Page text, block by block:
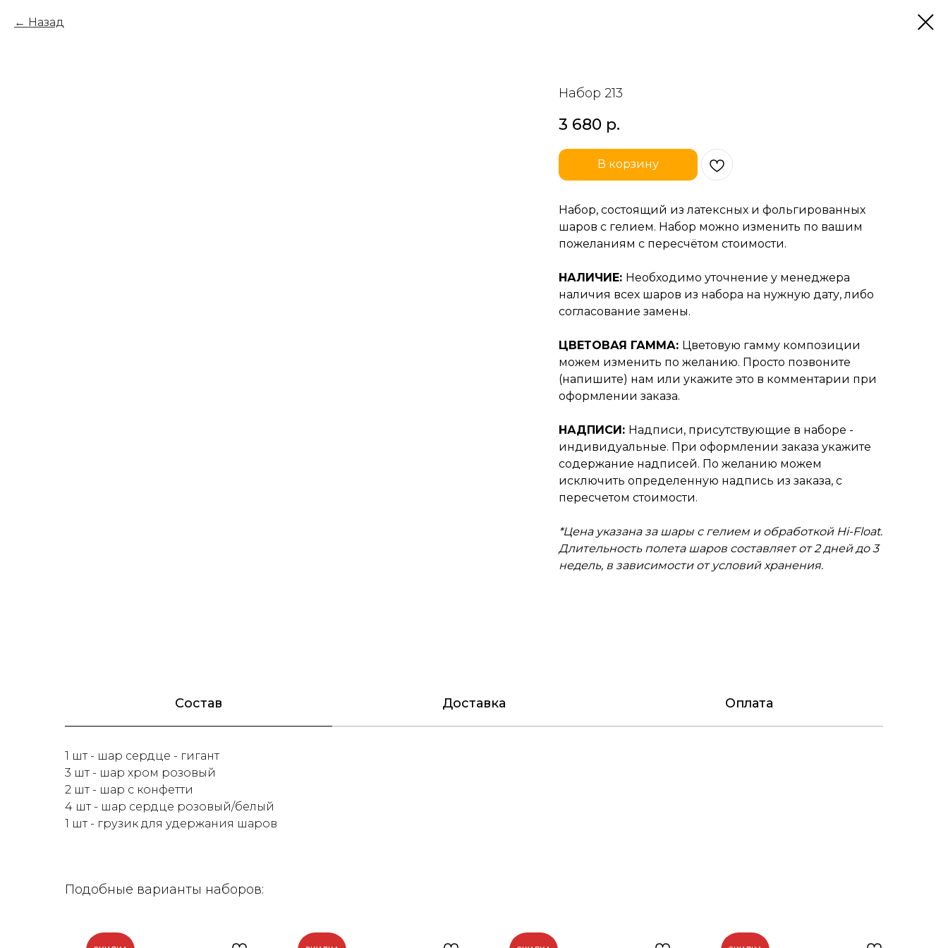
Назад
Набор 213
3 680 р.
В корзину
Набор, состоящий из латексных и фольгированных
шаров с гелием. Набор можно изменить по вашим
пожеланиям с пересчётом стоимости.
НАЛИЧИЕ: Необходимо уточнение у менеджера
наличия всех шаров из набора на нужную дату, либо
согласование замены.
ЦВЕТОВАЯ ГАММА: Цветовую гамму композиции
можем изменить по желанию. Просто позвоните
(напишите) нам или укажите это в комментарии при
оформлении заказа.
НАДПИСИ: Надписи, присутствующие в наборе -
индивидуальные. При оформлении заказа укажите
содержание надписей. По желанию можем
исключить определенную надпись из заказа, с
пересчетом стоимости.
*Цена указана за шары с гелием и обработкой Hi-Float.
Длительность полета шаров составляет от 2 дней до 3
недель, в зависимости от условий хранения.
Состав Доставка Оплата
1 шт - шар сердце - гигант
3 шт - шар хром розовый
2 шт - шар с конфетти
4 шт - шар сердце розовый/белый
1 шт - грузик для удержания шаров
Подобные варианты наборов: